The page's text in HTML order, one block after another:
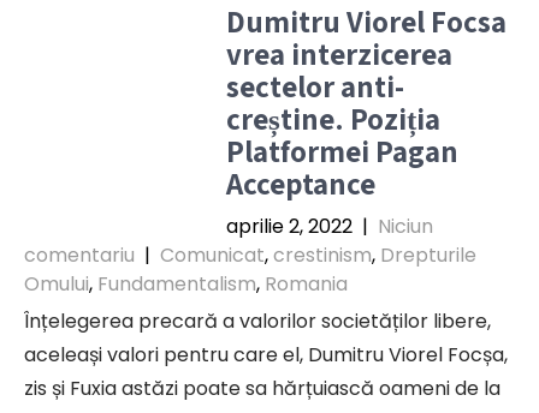
Dumitru Viorel Focsa
vrea interzicerea
sectelor anti-
creștine. Poziția
Platformei Pagan
Acceptance
aprilie 2, 2022 | Niciun
comentariu | Comunicat,crestinism, Drepturile
Omului, Fundamentalism, Romania
Înțelegerea precară a valorilor societăților libere,
aceleași valori pentru care el, Dumitru Viorel Focșa,
zis și Fuxia astăzi poate sa hărțuiască oameni de la